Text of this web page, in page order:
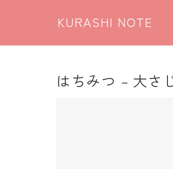
KURASHI NOTE
はちみつ – 大さ